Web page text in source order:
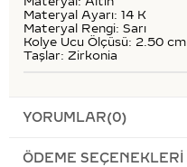
Materyal Ayarı: 14 K
Materyal Rengi: Sarı
Kolye Ucu Ölçüsü: 2.50 cm
Taşlar: Zirkonia
YORUMLAR(0)
ÖDEME SEÇENEKLERI